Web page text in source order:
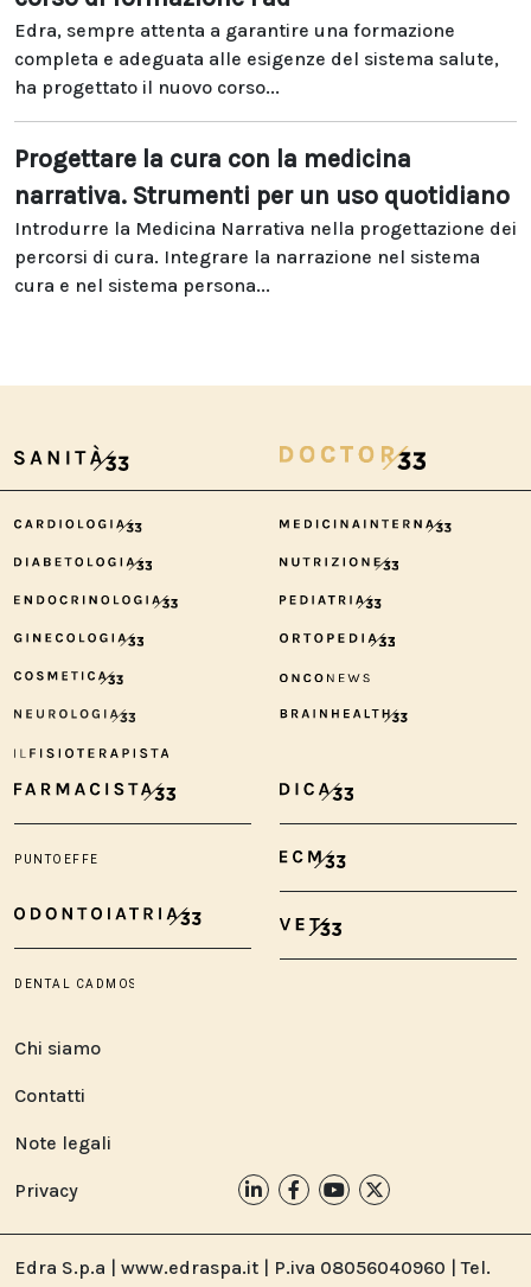
Edra, sempre attenta a garantire una formazione
completa e adeguata alle esigenze del sistema salute,
ha progettato il nuovo corso...
Progettare la cura con la medicina
narrativa. Strumenti per un uso quotidiano
Introdurre la Medicina Narrativa nella progettazione dei
percorsi di cura. Integrare la narrazione nel sistema
cura e nel sistema persona...
Chi siamo
Contatti
Note legali
Privacy
Edra S.p.a | www.edraspa.it | P.iva 08056040960 | Tel.